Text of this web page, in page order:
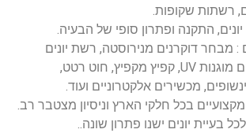
רשתות שקופות.
יונים, התקנה ופתרון סופי של הבעיה.
: מבחר דוקרנים מנירוסטה, רשת יונים
שקופה רשתות יונים מוגנות UV, קפיץ מקפיץ, חוט רטט,
מכשירים אלקטרוניים ועוד.
בכל חלקי הארץ וניסיון מצטבר רב.
בעיית יונים ישנו פתרון שונה..